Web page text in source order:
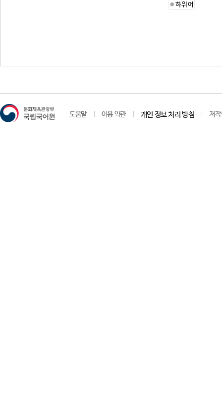
하위어
도움말 이용 약관 개인 정보 처리 방침 저